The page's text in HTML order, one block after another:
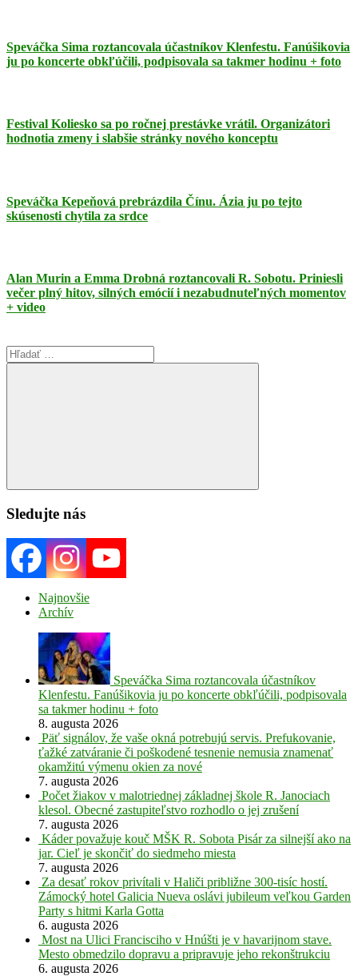
Speváčka Sima roztancovala účastníkov Klenfestu. Fanúšikovia
ju po koncerte obkľúčili, podpisovala sa takmer hodinu + foto
Festival Koliesko sa po ročnej prestávke vrátil. Organizátori
hodnotia zmeny i slabšie stránky nového konceptu
Speváčka Kepeňová prebrázdila Čínu. Ázia ju po tejto
skúsenosti chytila za srdce
Alan Murin a Emma Drobná roztancovali R. Sobotu. Priniesli
večer plný hitov, silných emócií i nezabudnuteľných momentov
+ video
Search
for:
Search
Sledujte nás
Najnovšie
Archív
Speváčka Sima roztancovala účastníkov
Klenfestu. Fanúšikovia ju po koncerte obkľúčili, podpisovala
sa takmer hodinu + foto
8. augusta 2026
Päť signálov, že vaše okná potrebujú servis. Prefukovanie,
ťažké zatváranie či poškodené tesnenie nemusia znamenať
okamžitú výmenu okien za nové
7. augusta 2026
Počet žiakov v malotriednej základnej škole R. Janociach
klesol. Obecné zastupiteľstvo rozhodlo o jej zrušení
7. augusta 2026
Káder považuje kouč MŠK R. Sobota Pisár za silnejší ako na
jar. Cieľ je skončiť do siedmeho miesta
7. augusta 2026
Za desať rokov privítali v Haliči približne 300-tisíc hostí.
Zámocký hotel Galicia Nueva oslávi jubileum veľkou Garden
Party s hitmi Karla Gotta
6. augusta 2026
Most na Ulici Francisciho v Hnúšti je v havarijnom stave.
Mesto obmedzilo dopravu a pripravuje jeho rekonštrukciu
6. augusta 2026